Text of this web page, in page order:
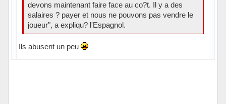
devons maintenant faire face au co?t. Il y a des
salaires ? payer et nous ne pouvons pas vendre le
joueur", a expliqu? l'Espagnol.
Ils abusent un peu